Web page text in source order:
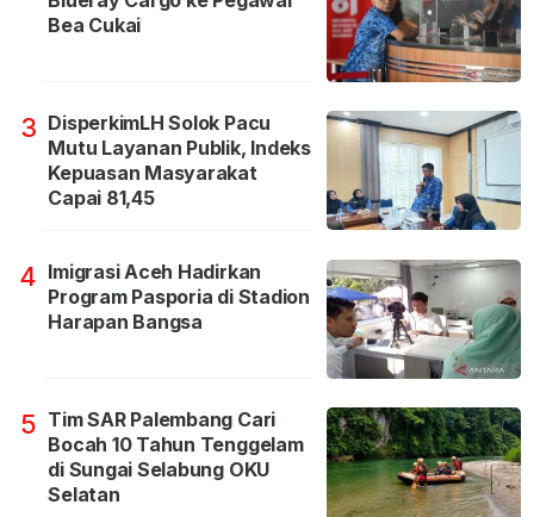
Bea Cukai
3 DisperkimLH Solok Pacu
Mutu Layanan Publik, Indeks
Kepuasan Masyarakat
Capai 81,45
4 Imigrasi Aceh Hadirkan
Program Pasporia di Stadion
Harapan Bangsa
5 Tim SAR Palembang Cari
Bocah 10 Tahun Tenggelam
di Sungai Selabung OKU
Selatan